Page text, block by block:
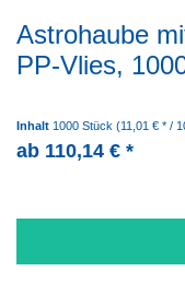
Astrohaube
PP-Vlies,
Inhalt 1000 Stück (11,01 € * /
ab 110,14 € *